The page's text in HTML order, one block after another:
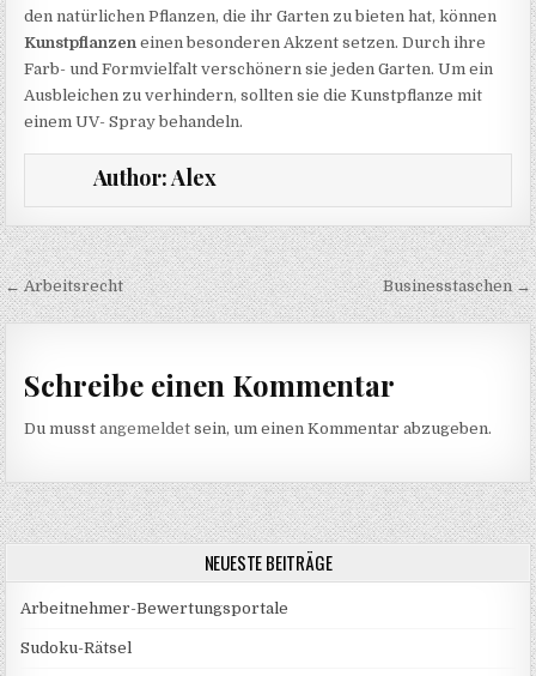
den natürlichen Pflanzen, die ihr Garten zu bieten hat, können
Kunstpflanzen einen besonderen Akzent setzen. Durch ihre
Farb- und Formvielfalt verschönern sie jeden Garten. Um ein
Ausbleichen zu verhindern, sollten sie die Kunstpflanze mit
einem UV- Spray behandeln.
Author:Alex
Beitragsnavigation
← Arbeitsrecht Businesstaschen →
Schreibe einen Kommentar
Du musstangemeldet sein, um einen Kommentar abzugeben.
NEUESTE BEITRÄGE
Arbeitnehmer-Bewertungsportale
Sudoku-Rätsel